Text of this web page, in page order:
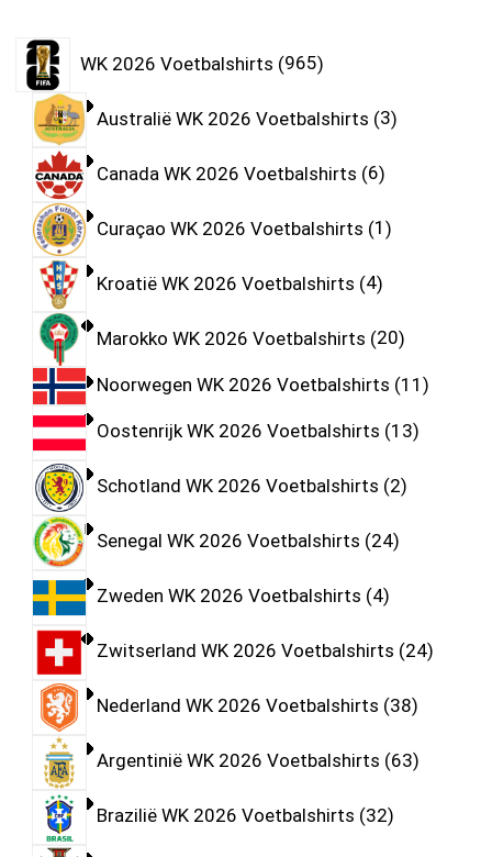
WK 2026 Voetbalshirts 965
Australië WK 2026 Voetbalshirts 3
Canada WK 2026 Voetbalshirts 6
Curaçao WK 2026 Voetbalshirts 1
Kroatië WK 2026 Voetbalshirts 4
Marokko WK 2026 Voetbalshirts 20
Noorwegen WK 2026 Voetbalshirts 11
Oostenrijk WK 2026 Voetbalshirts 13
Schotland WK 2026 Voetbalshirts 2
Senegal WK 2026 Voetbalshirts 24
Zweden WK 2026 Voetbalshirts 4
Zwitserland WK 2026 Voetbalshirts 24
Nederland WK 2026 Voetbalshirts 38
Argentinië WK 2026 Voetbalshirts 63
Brazilië WK 2026 Voetbalshirts 32